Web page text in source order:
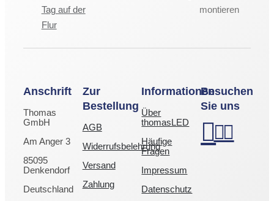
Tag auf der
Flur
montieren
Anschrift
Thomas
GmbH
Am Anger 3
85095
Denkendorf
Deutschland
Zur
Bestellung
AGB
Widerrufsbelehrung
Versand
Zahlung
Informationen
Über
thomasLED
Häufige
Fragen
Impressum
Datenschutz
Besuchen
Sie uns